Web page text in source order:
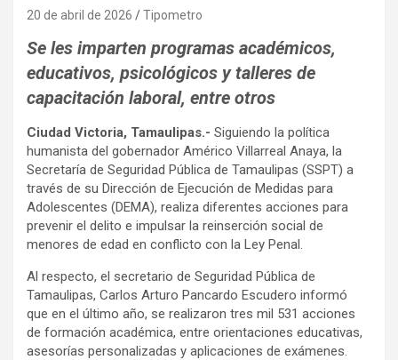
20 de abril de 2026 Tipometro
Se les imparten programas académicos,
educativos, psicológicos y talleres de
capacitación laboral, entre otros
Ciudad Victoria, Tamaulipas.- Siguiendo la política
humanista del gobernador Américo Villarreal Anaya, la
Secretaría de Seguridad Pública de Tamaulipas (SSPT) a
través de su Dirección de Ejecución de Medidas para
Adolescentes (DEMA), realiza diferentes acciones para
prevenir el delito e impulsar la reinserción social de
menores de edad en conflicto con la Ley Penal.
Al respecto, el secretario de Seguridad Pública de
Tamaulipas, Carlos Arturo Pancardo Escudero informó
que en el último año, se realizaron tres mil 531 acciones
de formación académica, entre orientaciones educativas,
asesorías personalizadas y aplicaciones de exámenes.